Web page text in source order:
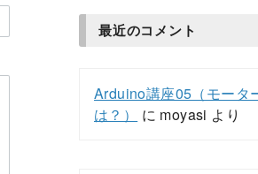
最近のコメント
Arduino講座05（モータ
は？）
に moyasi より